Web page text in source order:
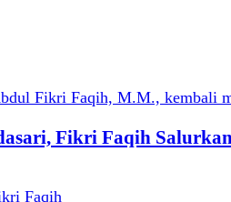
Fikri Faqih